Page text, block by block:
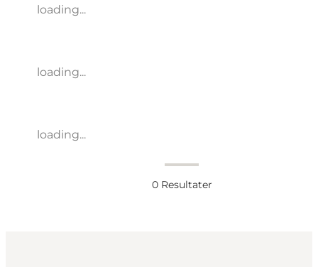
loading...
loading...
loading...
0 Resultater